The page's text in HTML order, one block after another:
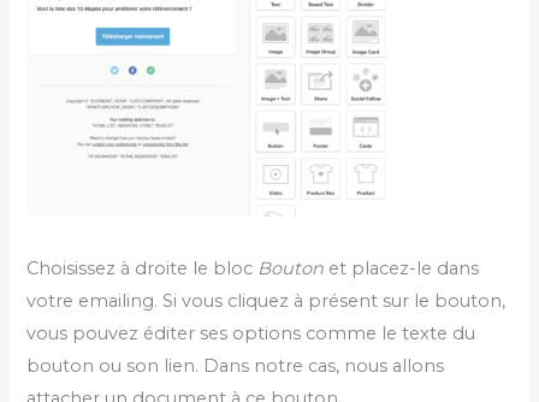
Choisissez à droite le bloc Bouton et placez-le dans
votre emailing. Si vous cliquez à présent sur le bouton,
vous pouvez éditer ses options comme le texte du
bouton ou son lien. Dans notre cas, nous allons